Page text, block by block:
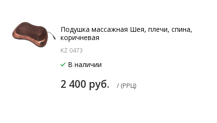
Подушка массажная Шея, плечи, спина,
коричневая
KZ 0473
В наличии
2 400 руб. / (РРЦ)